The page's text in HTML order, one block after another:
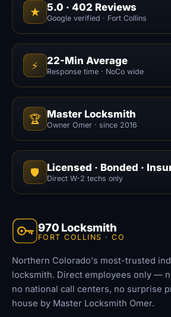
★ 5.0 · 402 Reviews
Google verified · Fort Collins
⚡ 22-Min Average
Response time · NoCo wide
🏆 Master Locksmith
Owner Omer · since 2016
🛡️ Licensed · Bonded ·
Direct W-2 techs only
970 Locksmith
FORT COLLINS · CO
Northern Colorado's most-trusted
locksmith. Direct employees only —
no national call centers, no surprise
house by Master Locksmith Omer.